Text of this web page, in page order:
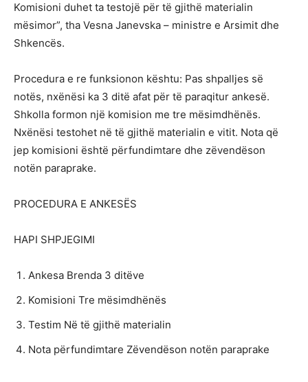
Komisioni duhet ta testojë për të gjithë materialin
mësimor”, tha Vesna Janevska – ministre e Arsimit dhe
Shkencës.
Procedura e re funksionon kështu: Pas shpalljes së
notës, nxënësi ka 3 ditë afat për të paraqitur ankesë.
Shkolla formon një komision me tre mësimdhënës.
Nxënësi testohet në të gjithë materialin e vitit. Nota që
jep komisioni është përfundimtare dhe zëvendëson
notën paraprake.
PROCEDURA E ANKESËS
HAPI SHPJEGIMI
Ankesa Brenda 3 ditëve
Komisioni Tre mësimdhënës
Testim Në të gjithë materialin
Nota përfundimtare Zëvendëson notën paraprake